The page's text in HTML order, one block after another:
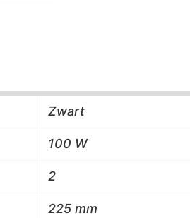
Zwart
100 W
2
225 mm